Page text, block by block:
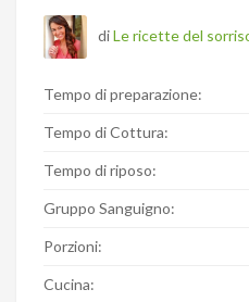
diLe ricette del
Tempo di preparazione:
Tempo di Cottura:
Tempo di riposo:
Gruppo Sanguigno:
Porzioni:
Cucina: